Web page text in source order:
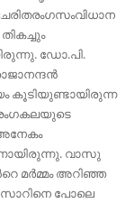
ഡോ.പി.
കൂടിയുണ്ടായിരുന്ന
വാസു
മര്‍മ്മം അറിഞ്ഞ
പോലെ